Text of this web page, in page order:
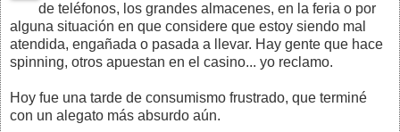
de teléfonos, los grandes almacenes, en la feria o por
alguna situación en que considere que estoy siendo mal
atendida, engañada o pasada a llevar. Hay gente que hace
spinning, otros apuestan en el casino... yo reclamo.
Hoy fue una tarde de consumismo frustrado, que terminé
con un alegato más absurdo aún.